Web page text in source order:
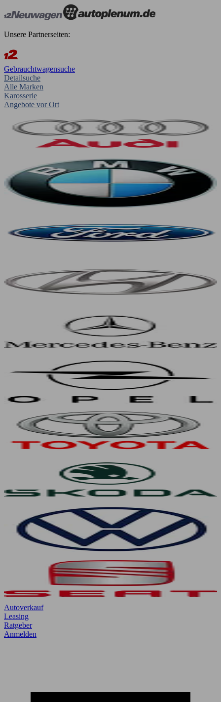
Unsere Partnerseiten:
Gebrauchtwagensuche
Detailsuche
Alle Marken
Karosserie
Angebote vor Ort
Autoverkauf
Leasing
Ratgeber
Anmelden